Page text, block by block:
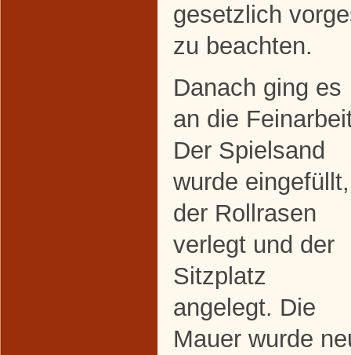
gesetzlich
zu beachten.
Danach ging es
an die
Der Spielsand
wurde eingefüllt,
der Rollrasen
verlegt und der
Sitzplatz
angelegt. Die
Mauer wurde